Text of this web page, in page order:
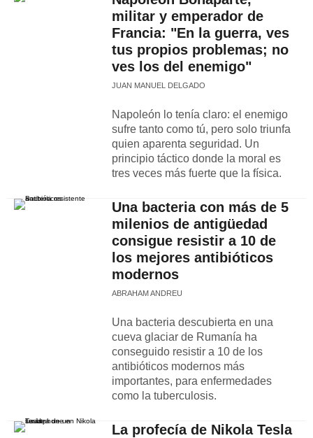
militar y emperador de
Francia: "En la guerra, ves
tus propios problemas; no
ves los del enemigo"
JUAN MANUEL DELGADO
Napoleón lo tenía claro: el enemigo
sufre tanto como tú, pero solo triunfa
quien aparenta seguridad. Un
principio táctico donde la moral es
tres veces más fuerte que la física.
Una bacteria con más de 5
milenios de antigüedad
consigue resistir a 10 de
los mejores antibióticos
modernos
ABRAHAM ANDREU
Una bacteria descubierta en una
cueva glaciar de Rumanía ha
conseguido resistir a 10 de los
antibióticos modernos más
importantes, para enfermedades
como la tuberculosis.
La profecía de Nikola Tesla